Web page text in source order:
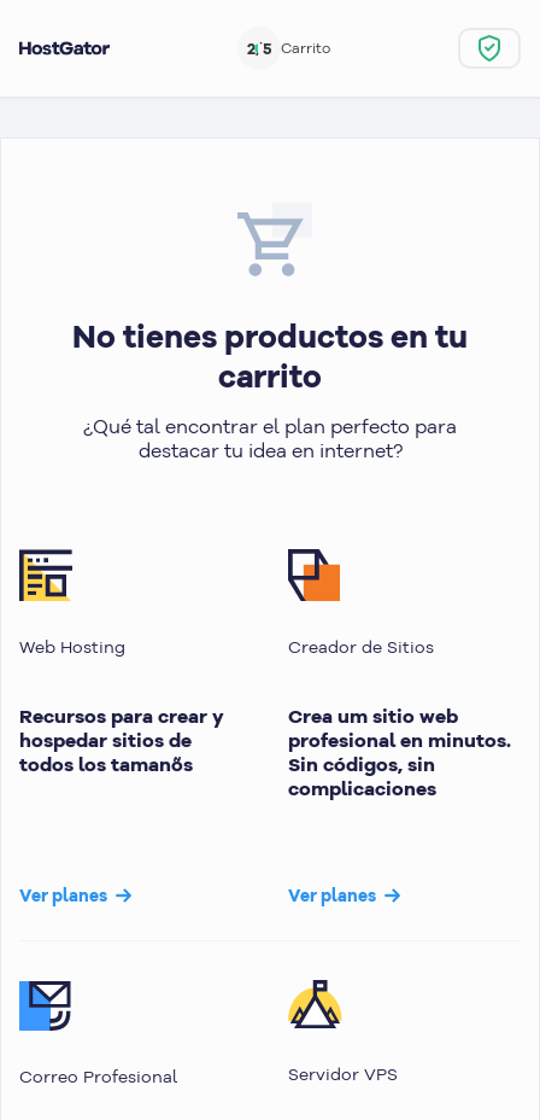
Carrito
2/5
No tienes productos en tu
carrito
¿Qué tal encontrar el plan perfecto para
destacar tu idea en internet?
Web Hosting
Recursos para crear y
hospedar sitios de
todos los tamanõs
Ver planes
Creador de Sitios
Crea um sitio web
profesional en minutos.
Sin códigos, sin
complicaciones
Ver planes
Correo Profesional Servidor VPS